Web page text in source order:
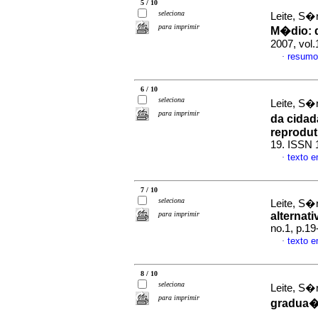
5 / 10
seleciona
para imprimir
Leite,
M�dio:
2007,
·
6 / 10
seleciona
para imprimir
Leite,
da
19. ISSN
· texto
7 / 10
seleciona
para imprimir
Leite,
no.1,
· texto
8 / 10
seleciona
para imprimir
Leite,